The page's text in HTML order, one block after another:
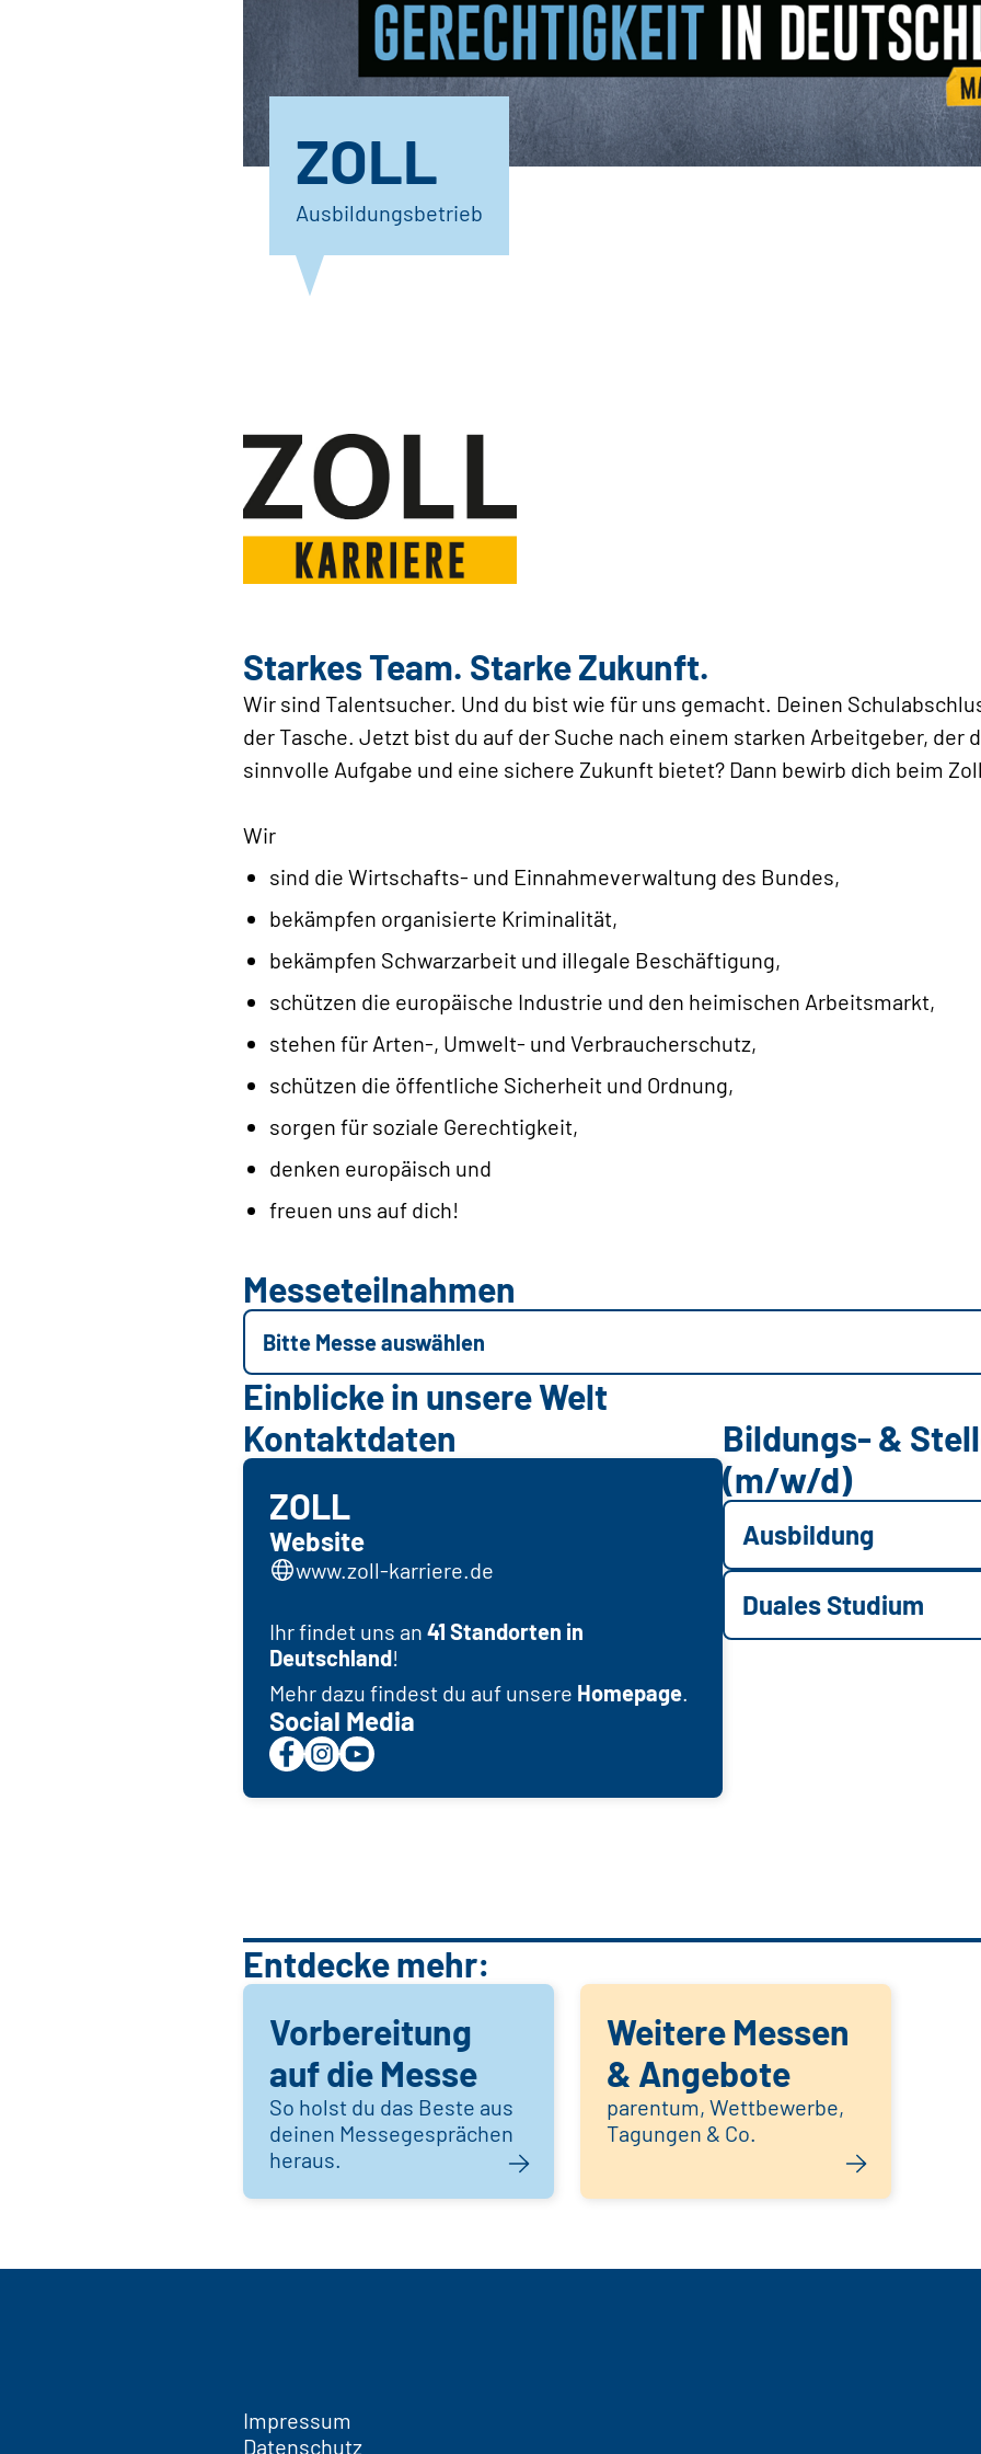
ZOLL
Ausbildungsbetrieb
Starkes Team. Starke Zukunft.
Wir sind Talentsucher. Und du bist wie für uns gemacht. Deinen
der Tasche. Jetzt bist du auf der Suche nach einem starken Arbeitgeber, der
sinnvolle Aufgabe und eine sichere Zukunft bietet? Dann bewirb dich beim
Wir
sind die Wirtschafts- und Einnahmeverwaltung des Bundes,
bekämpfen organisierte Kriminalität,
bekämpfen Schwarzarbeit und illegale Beschäftigung,
schützen die europäische Industrie und den heimischen Arbeitsmarkt,
stehen für Arten-, Umwelt- und Verbraucherschutz,
schützen die öffentliche Sicherheit und Ordnung,
sorgen für soziale Gerechtigkeit,
denken europäisch und
freuen uns auf dich!
Messeteilnahmen
Bitte Messe auswählen
Einblicke in unsere Welt
Kontaktdaten
ZOLL
Website
www.zoll-karriere.de
Ihr findet uns an 41 Standorten in
Deutschland!
Mehr dazu findest du auf unsere Homepage.
Social Media
Bildungs- &
(m/w/d)
Ausbildung
Duales Studium
Entdecke mehr:
Vorbereitung
auf die Messe
So holst du das Beste aus
deinen Messegesprächen
heraus.
Weitere Messen
& Angebote
parentum, Wettbewerbe,
Tagungen & Co.
Impressum
Datenschutz